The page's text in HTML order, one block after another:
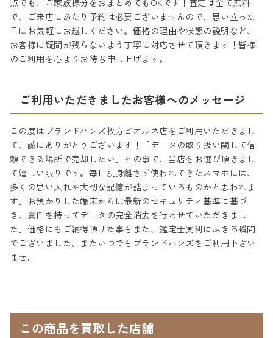
点でも、ご家族様分をおまとめでもOKです！査定は全て無料
で、ご来店にあたり予約は必要ございませんので、思い立った
日にお気軽にお越しください。価格の理由や状態の説明など、
お客様に疑問が残らないよう丁寧に対応させて頂きます！皆様
のご利用を心よりお待ち申し上げます。
ご利用いただきましたお客様へのメッセージ
この度はブランドハンズ枚方ビオルネ店をご利用いただきまし
て、誠にありがとうございます！「データの取り扱い関して信
頼できる場所で売却したい」との事で、当店をお選び頂きまし
て嬉しい限りです。毎日肌身離さず使われてきたスマホには、
多くの思い入れや大切な記憶が詰まっているものかと思われま
す。お預かりした端末からは最新のセキュリティ基準に基づ
き、責任を持ってデータの完全消去を行わせていただきまし
た。価格にもご納得頂けた事もまた、鑑定士冥利に尽きる瞬間
でございました。またいつでもブランドハンズをご利用下さい
ませ。
この商品を買取した店舗